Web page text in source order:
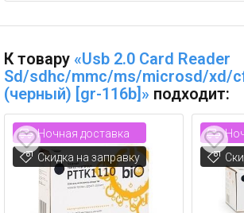
К товару «Usb 2.0 Card Reader
Sd/sdhc/mmc/ms/microsd/xd/
(черный) [gr-116b]» подходит:
Ночная доставка
Скидка на заправку